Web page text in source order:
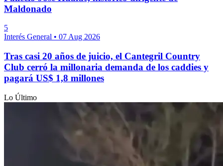
Maldonado
5
Interés General • 07 Aug 2026
Tras casi 20 años de juicio, el Cantegril Country
Club cerró la millonaria demanda de los caddies y
pagará US$ 1,8 millones
Lo Último